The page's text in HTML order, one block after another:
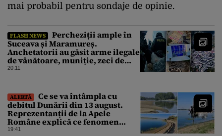
mai probabil pentru sondaje de opinie.
FLASH NEWS
Percheziții ample în
Suceava și Maramureș.
Anchetatorii au găsit arme ilegale
de vânătoare, muniție, zeci de
trofee de vânat și materiale
20:11
ALERTĂ
Ce se va întâmpla cu
debitul Dunării din 13 august.
Reprezentanții de la Apele
Române explică ce fenomen
urmează
19:41